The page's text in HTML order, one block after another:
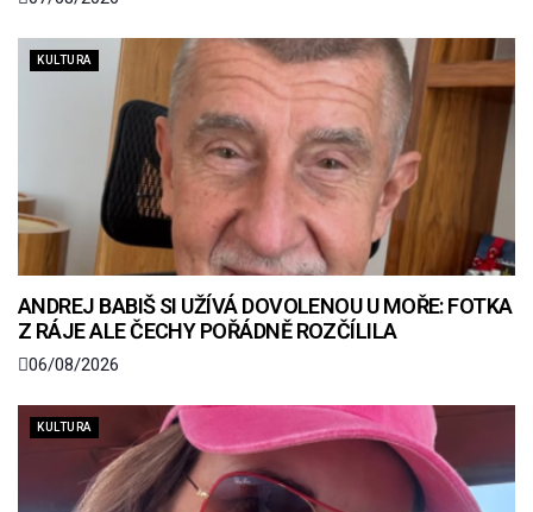
KULTURA
ANDREJ BABIŠ SI UŽÍVÁ DOVOLENOU U MOŘE: FOTKA
Z RÁJE ALE ČECHY POŘÁDNĚ ROZČÍLILA
06/08/2026
KULTURA